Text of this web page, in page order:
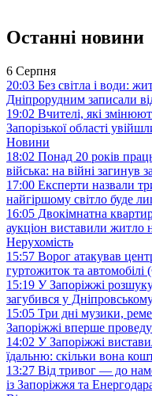
Останні новини
6 Серпня
20:03 Без світла і води:
Дніпрорудним записали
19:02 Вчителі, які
Запорізької області
Новини
18:02 Понад 20 років
війська: на війні загинув
17:00 Експерти назвали
найгіршому світло буде
16:05 Двокімнатна
аукціон виставили
Нерухомість
15:57 Ворог атакував
гуртожиток та
15:19 У Запоріжжі
загубився у
15:05 Три дні музики,
Запоріжжі вперше
14:02 У Запоріжжі
їдальню: скільки вона
13:27 Від тривог — до
із Запоріжжя та